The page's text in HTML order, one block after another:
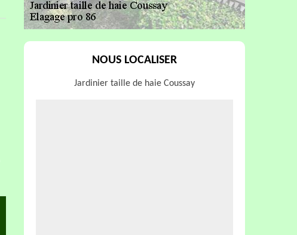
NOUS LOCALISER
Jardinier taille de haie Coussay